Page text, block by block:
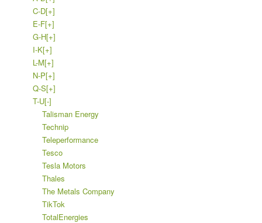
C-D[+]
E-F[+]
G-H[+]
I-K[+]
L-M[+]
N-P[+]
Q-S[+]
T-U[-]
Talisman Energy
Technip
Teleperformance
Tesco
Tesla Motors
Thales
The Metals Company
TikTok
TotalEnergies